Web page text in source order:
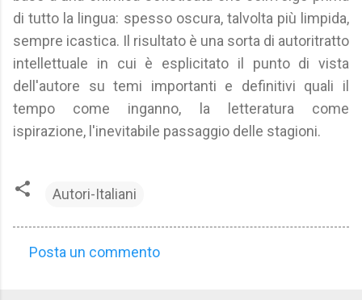
di tutto la lingua: spesso oscura, talvolta più limpida,
sempre icastica. Il risultato è una sorta di autoritratto
intellettuale in cui è esplicitato il punto di vista
dell'autore su temi importanti e definitivi quali il
tempo come inganno, la letteratura come
ispirazione, l'inevitabile passaggio delle stagioni.
Autori-Italiani
Posta un commento